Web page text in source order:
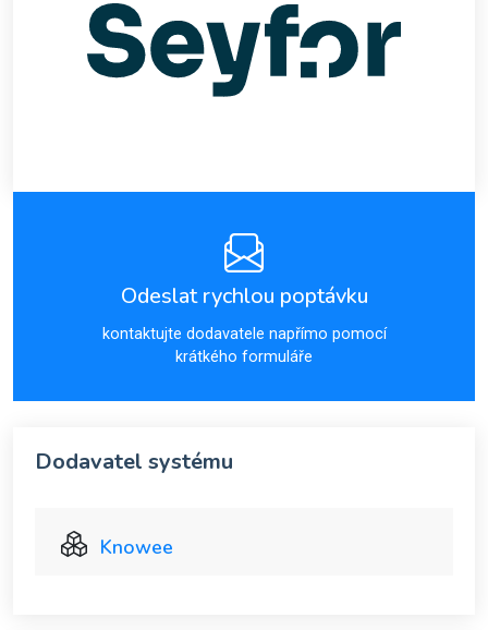
Odeslat rychlou poptávku
kontaktujte dodavatele napřímo pomocí
krátkého formuláře
Dodavatel systému
Knowee